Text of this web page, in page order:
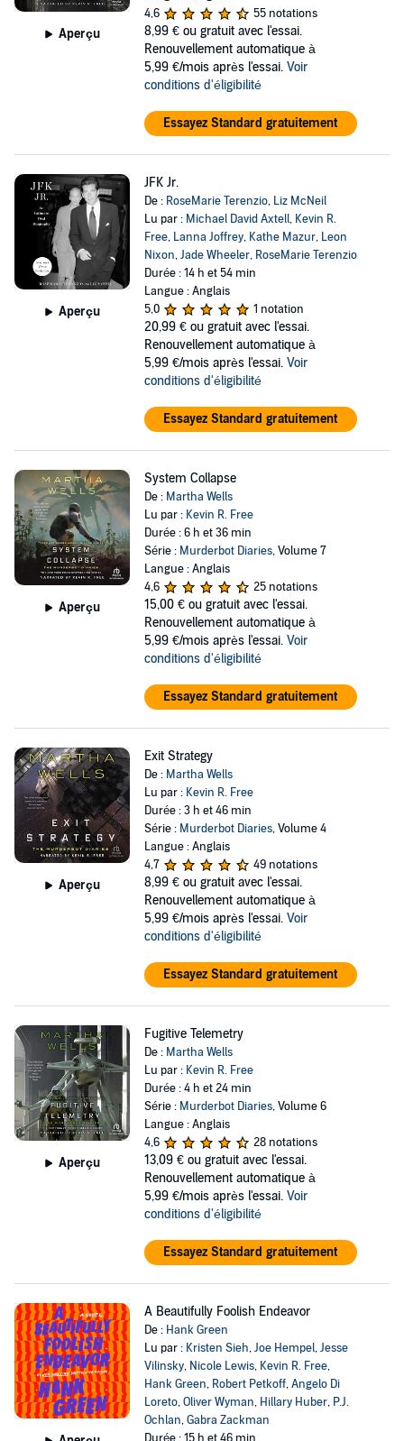
Aperçu
4,6
55 notations
8,99 € ou gratuit avec l'essai.
Renouvellement automatique à
5,99 €/mois après l'essai. Voir
conditions d'éligibilité
Essayez Standard gratuitement
Aperçu
JFK Jr.
De : RoseMarie Terenzio, Liz McNeil
Lu par : Michael David Axtell, Kevin R.
Free, Lanna Joffrey, Kathe Mazur, Leon
Nixon,Jade Wheeler, RoseMarie Terenzio
Durée : 14 h et 54 min
Langue : Anglais
5,0
1 notation
20,99 € ou gratuit avec l'essai.
Renouvellement automatique à
5,99 €/mois après l'essai. Voir
conditions d'éligibilité
Essayez Standard gratuitement
Aperçu
System Collapse
De : Martha Wells
Lu par : Kevin R. Free
Durée : 6 h et 36 min
Série : Murderbot Diaries, Volume 7
Langue : Anglais
4,6
25 notations
15,00 € ou gratuit avec l'essai.
Renouvellement automatique à
5,99 €/mois après l'essai. Voir
conditions d'éligibilité
Essayez Standard gratuitement
Aperçu
Exit Strategy
De : Martha Wells
Lu par : Kevin R. Free
Durée : 3 h et 46 min
Série : Murderbot Diaries, Volume 4
Langue : Anglais
4,7
49 notations
8,99 € ou gratuit avec l'essai.
Renouvellement automatique à
5,99 €/mois après l'essai. Voir
conditions d'éligibilité
Essayez Standard gratuitement
Aperçu
Fugitive Telemetry
De : Martha Wells
Lu par : Kevin R. Free
Durée : 4 h et 24 min
Série : Murderbot Diaries, Volume 6
Langue : Anglais
4,6
28 notations
13,09 € ou gratuit avec l'essai.
Renouvellement automatique à
5,99 €/mois après l'essai. Voir
conditions d'éligibilité
Essayez Standard gratuitement
A Beautifully Foolish Endeavor
De : Hank Green
Lu par : Kristen Sieh,Joe Hempel,Jesse
Vilinsky, Nicole Lewis, Kevin R. Free,
Hank Green, Robert Petkoff,Angelo Di
Loreto,Oliver Wyman, Hillary Huber, P.J.
Ochlan,Gabra Zackman